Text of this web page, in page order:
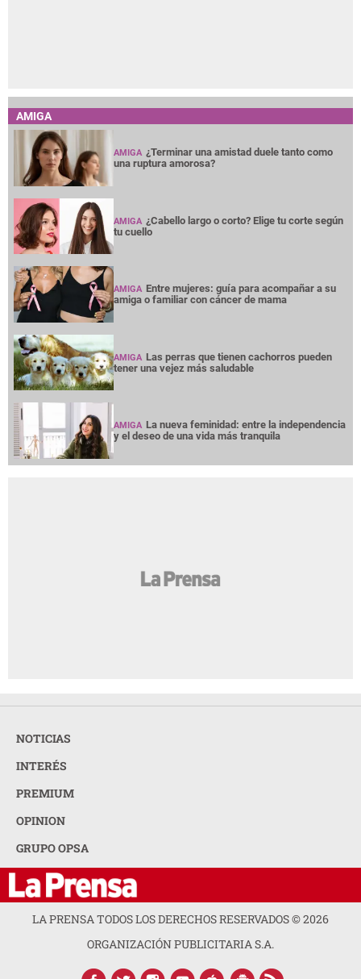
AMIGA
AMIGA ¿Terminar una amistad duele tanto como
una ruptura amorosa?
AMIGA ¿Cabello largo o corto? Elige tu corte según
tu cuello
AMIGA Entre mujeres: guía para acompañar a su
amiga o familiar con cáncer de mama
AMIGA Las perras que tienen cachorros pueden
tener una vejez más saludable
AMIGA La nueva feminidad: entre la independencia
y el deseo de una vida más tranquila
NOTICIAS
INTERÉS
PREMIUM
OPINION
GRUPO OPSA
LA PRENSA TODOS LOS DERECHOS RESERVADOS ©2026
ORGANIZACIÓN PUBLICITARIA S.A.